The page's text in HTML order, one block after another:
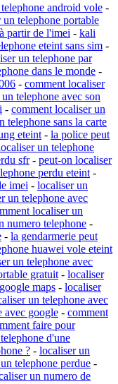
android vole -
un telephone portable
partir de l'imei - kali
eteint sans sim -
un telephone par
dans le monde -
- comment localiser
telephone avec son
- comment localiser un
telephone sans la carte
eteint - la police peut
un telephone
sfr- peut-on localiser
perdu eteint -
imei - localiser un
un telephone avec
localiser un
numero telephone -
- la gendarmerie peut
huawei vole eteint
un telephone avec
gratuit - localiser
maps - localiser
un telephone avec
avec google - comment
faire pour
d'une
? - localiser un
telephone perdue -
un numero de